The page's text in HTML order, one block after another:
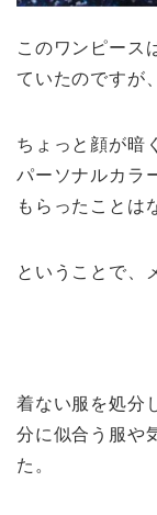
このワンピース
ていたのですが
ちょっと顔が暗
パーソナルカラ
もらったことは
ということで、
着ない服を処分
分に似合う服や
た。